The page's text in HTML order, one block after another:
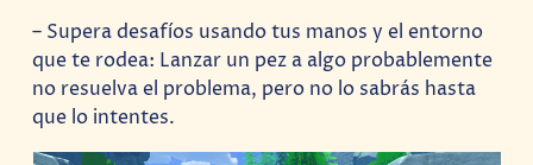
– Supera desafíos usando tus manos y el entorno
que te rodea: Lanzar un pez a algo probablemente
no resuelva el problema, pero no lo sabrás hasta
que lo intentes.